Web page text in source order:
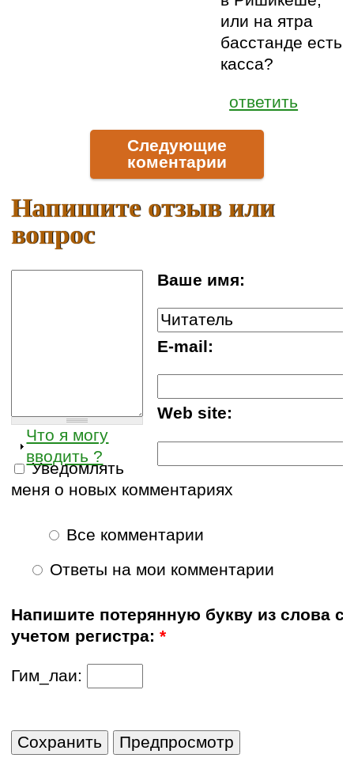
или на ятра
басстанде есть
касса?
ответить
Следующие
коментарии
Напишите отзыв или
вопрос
Ваше имя:
E-mail:
Web site:
Что я могу
вводить ?
Уведомлять
меня о новых комментариях
Все комментарии
Ответы на мои комментарии
Напишите потерянную букву из слова с
учетом регистра:*
Гим_лаи: